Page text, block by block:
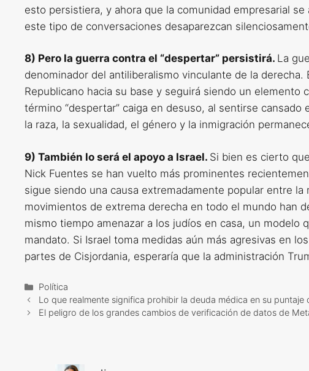
esto persistiera, y ahora que la comunidad empresarial
este tipo de conversaciones desaparezcan
8) Pero la guerra contra el “despertar” persistirá. La
denominador del antiliberalismo vinculante de la
Republicano hacia su base y seguirá siendo un elemento
término “despertar” caiga en desuso, al sentirse
la raza, la sexualidad, el género y la inmigración
9) También lo será el apoyo a Israel. Si bien es cierto
Nick Fuentes se han vuelto más prominentes
sigue siendo una causa extremadamente popular entre
movimientos de extrema derecha en todo el mundo han
mismo tiempo amenazar a los judíos en casa, un modelo
mandato. Si Israel toma medidas aún más agresivas en
partes de Cisjordania, esperaría que la administración
Categorías
Política
Lo que realmente significa prohibir la deuda médica en su puntaje
El peligro de los grandes cambios de verificación de datos de